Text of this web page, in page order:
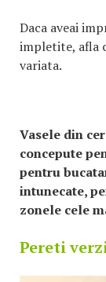
Daca aveai
impletite, afla
variata.
Vasele din
concepute
pentru
intunecate,
zonele cele
Pereti